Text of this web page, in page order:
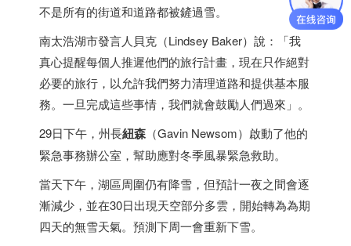
不是所有的街道和道路都被鏟過雪。
南太浩湖市發言人貝克（Lindsey Baker）說：「我
真心提醒每個人推遲他們的旅行計畫，現在只作絕對
必要的旅行，以允許我們努力清理道路和提供基本服
務。一旦完成這些事情，我們就會鼓勵人們過來」。
29日下午，州長紐森 （Gavin Newsom）啟動了他的
緊急事務辦公室，幫助應對冬季風暴緊急救助。
當天下午，湖區周圍仍有降雪，但預計一夜之間會逐
漸減少，並在30日出現天空部分多雲，開始轉為為期
四天的無雪天氣。預測下周一會重新下雪。